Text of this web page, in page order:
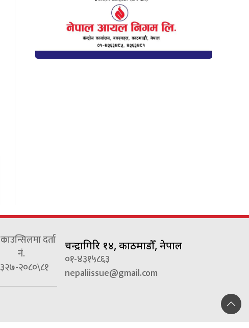
दर्ता
नं.
२०८०\८१
चन्द्रागिरि १४, काठमाडौँ, नेपाल
०१-४३१५८६३
nepaliissue@gmail.com